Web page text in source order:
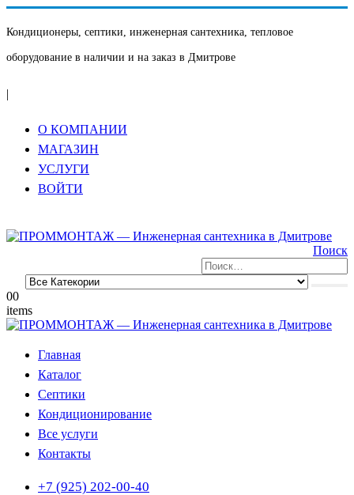
Кондиционеры, септики, инженерная сантехника, тепловое
оборудование в наличии и на заказ в Дмитрове
|
О КОМПАНИИ
МАГАЗИН
УСЛУГИ
ВОЙТИ
Поиск
00
items
Главная
Каталог
Септики
Кондиционирование
Все услуги
Контакты
+7 (925) 202-00-40